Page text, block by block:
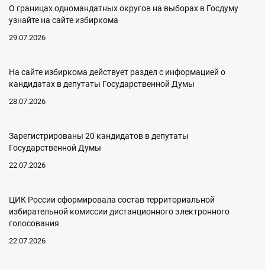
О границах одномандатных округов на выборах в Госдуму
узнайте на сайте избиркома
29.07.2026
На сайте избиркома действует раздел с информацией о
кандидатах в депутаты Государственной Думы
28.07.2026
Зарегистрированы 20 кандидатов в депутаты
Государственной Думы
22.07.2026
ЦИК России сформировала состав территориальной
избирательной комиссии дистанционного электронного
голосования
22.07.2026